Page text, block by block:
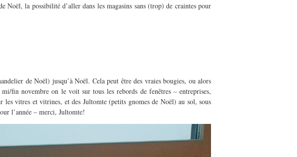
la possibilité d’aller dans les magasins sans (trop) de craintes pour
de Noël) jusqu’à Noël. Cela peut être des vraiesbougies, ou alors
fin novembre on le voit sur tous les rebords de fenêtres – entreprises,
les vitres et vitrines, et des Jultomte(petits gnomes de Noël) au sol, sous
l’année – merci, Jultomte!